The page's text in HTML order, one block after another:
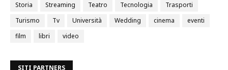
Storia
Streaming Teatro Tecnologia
Trasporti
Turismo
Tv Università Wedding cinema
eventi
film
libri video
SITI PARTNERS